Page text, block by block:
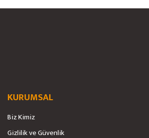
KURUMSAL
Biz Kimiz
Gizlilik ve Güvenlik